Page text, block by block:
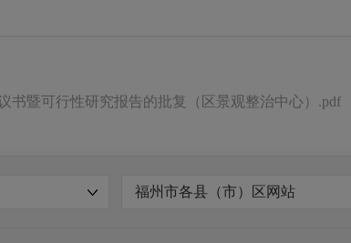
书暨可行性研究报告的批复（区景观整治中心）.pdf
福州市各县（市）区网站